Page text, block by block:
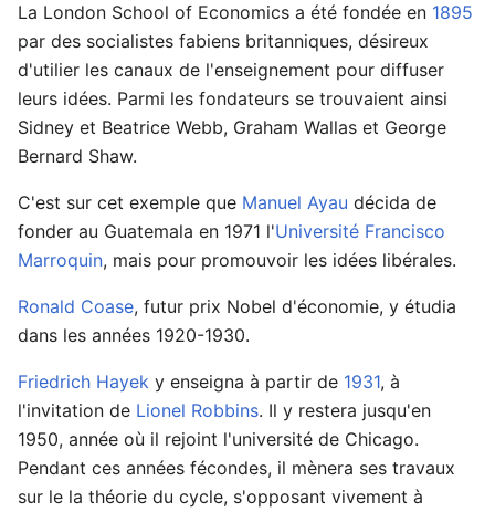
La London School of Economics a été fondée en 1895
par des socialistes fabiens britanniques, désireux
d'utilier les canaux de l'enseignement pour diffuser
leurs idées. Parmi les fondateurs se trouvaient ainsi
Sidney et Beatrice Webb, Graham Wallas et George
Bernard Shaw.
C'est sur cet exemple que Manuel Ayau décida de
fonder au Guatemala en 1971 l'Université Francisco
Marroquin, mais pour promouvoir les idées libérales.
Ronald Coase, futur prix Nobel d'économie, y étudia
dans les années 1920-1930.
Friedrich Hayek y enseigna à partir de 1931, à
l'invitation de Lionel Robbins. Il y restera jusqu'en
1950, année où il rejoint l'université de Chicago.
Pendant ces années fécondes, il mènera ses travaux
sur le la théorie du cycle, s'opposant vivement à